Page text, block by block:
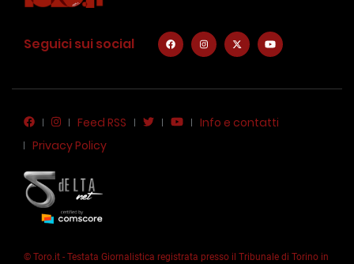
Seguici sui social
Feed RSS
Info e contatti
Privacy Policy
© Toro.it - Testata Giornalistica registrata presso il Tribunale di Torino in